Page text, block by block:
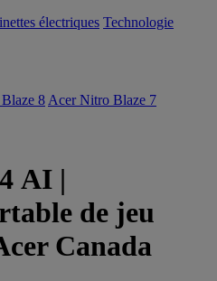
électriques Technologie
8 Acer Nitro Blaze 7
AI |
de jeu
Canada